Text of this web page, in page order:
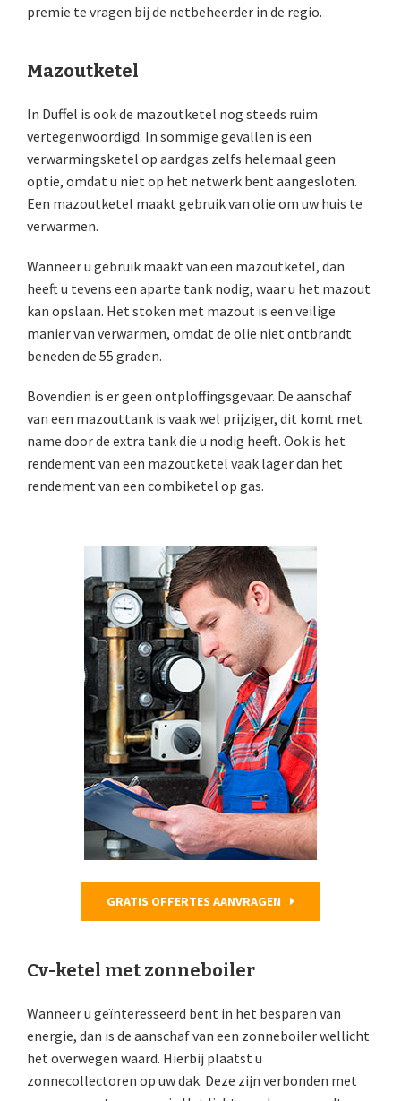
premie te vragen bij de netbeheerder in de regio.
Mazoutketel
In Duffel is ook de mazoutketel nog steeds ruim
vertegenwoordigd. In sommige gevallen is een
verwarmingsketel op aardgas zelfs helemaal geen
optie, omdat u niet op het netwerk bent aangesloten.
Een mazoutketel maakt gebruik van olie om uw huis te
verwarmen.
Wanneer u gebruik maakt van een mazoutketel, dan
heeft u tevens een aparte tank nodig, waar u het mazout
kan opslaan. Het stoken met mazout is een veilige
manier van verwarmen, omdat de olie niet ontbrandt
beneden de 55 graden.
Bovendien is er geen ontploffingsgevaar. De aanschaf
van een mazouttank is vaak wel prijziger, dit komt met
name door de extra tank die u nodig heeft. Ook is het
rendement van een mazoutketel vaak lager dan het
rendement van een combiketel op gas.
GRATIS OFFERTES AANVRAGEN
Cv-ketel met zonneboiler
Wanneer u geïnteresseerd bent in het besparen van
energie, dan is de aanschaf van een zonneboiler wellicht
het overwegen waard. Hierbij plaatst u
zonnecollectoren op uw dak. Deze zijn verbonden met